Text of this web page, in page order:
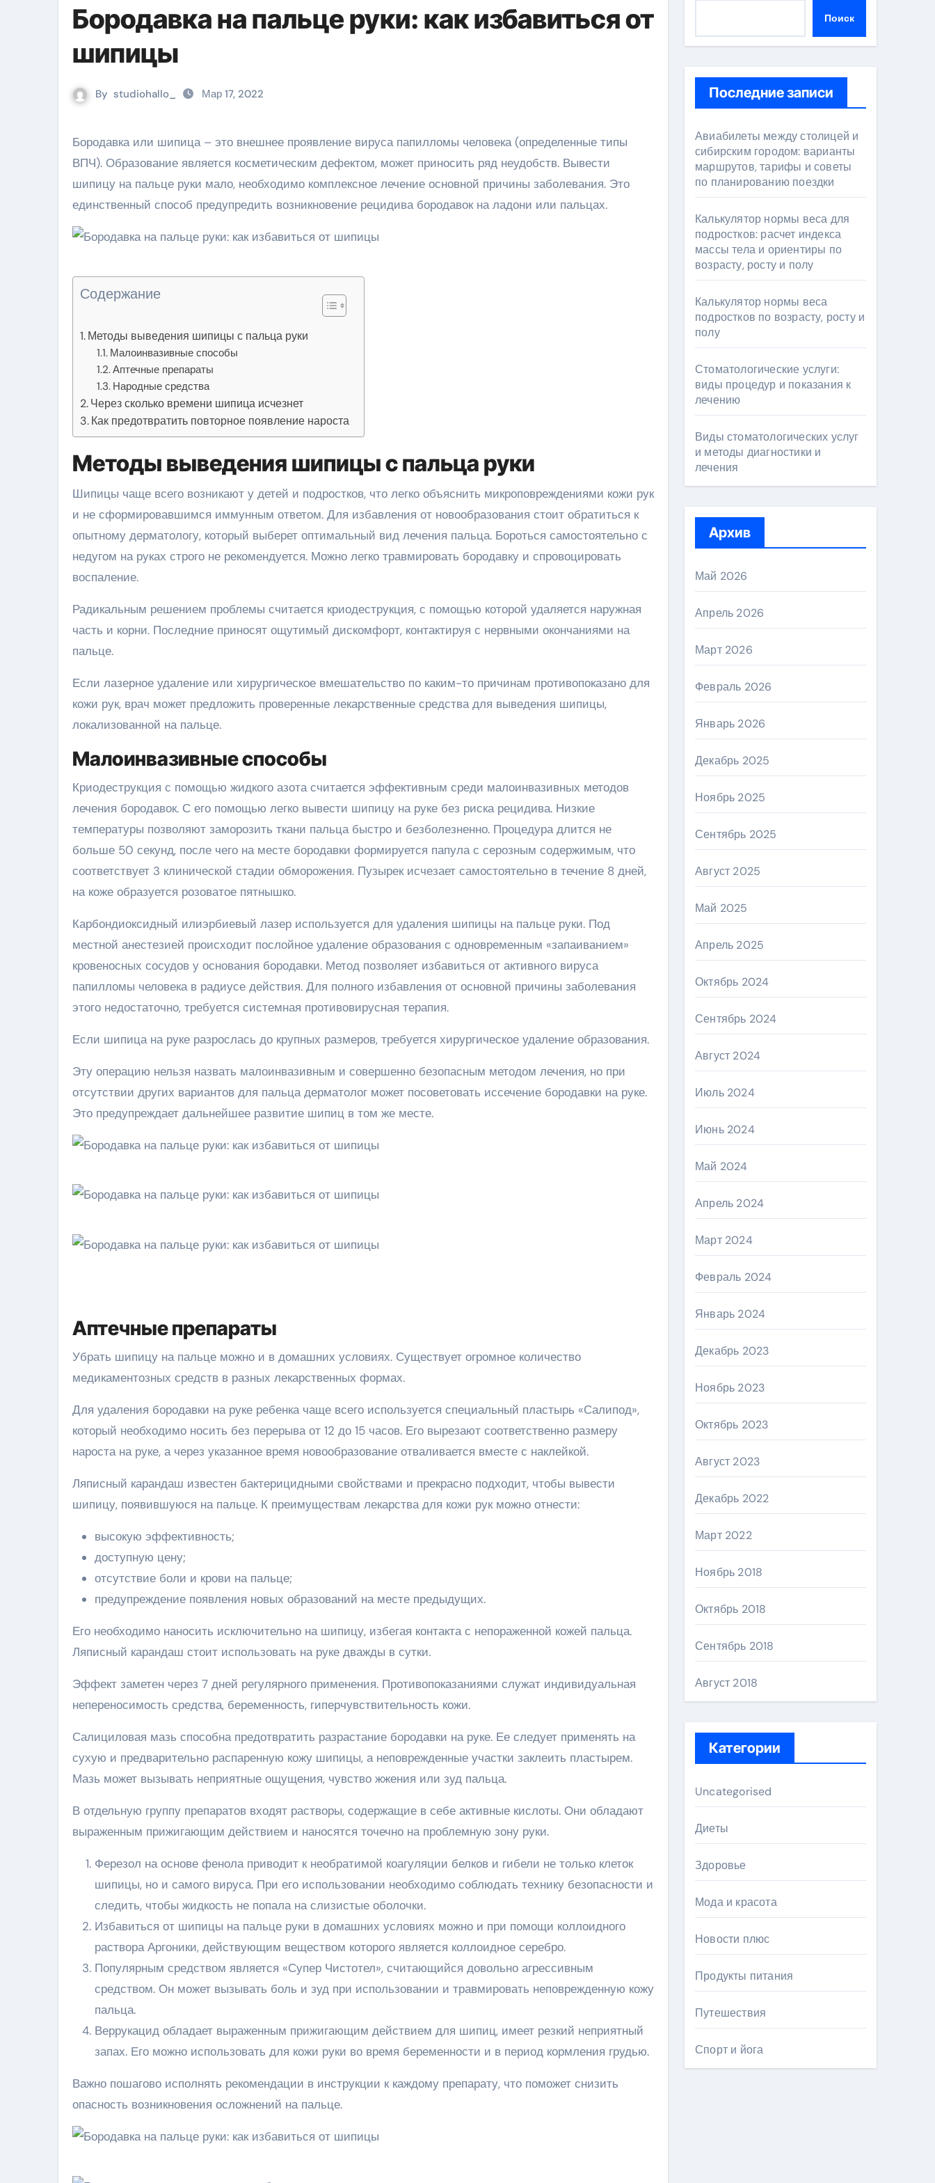
Бородавка на пальце руки: как избавиться от
шипицы
By studiohallo_ Мар 17, 2022
Бородавка или шипица – это внешнее проявление вируса папилломы человека (определенные типы
ВПЧ). Образование является косметическим дефектом, может приносить ряд неудобств. Вывести
шипицу на пальце руки мало, необходимо комплексное лечение основной причины заболевания. Это
единственный способ предупредить возникновение рецидива бородавок на ладони или пальцах.
Содержание
Методы выведения шипицы с пальца руки
Малоинвазивные способы
Аптечные препараты
Народные средства
Через сколько времени шипица исчезнет
Как предотвратить повторное появление нароста
Методы выведения шипицы с пальца руки
Шипицы чаще всего возникают у детей и подростков, что легко объяснить микроповреждениями кожи рук
и не сформировавшимся иммунным ответом. Для избавления от новообразования стоит обратиться к
опытному дерматологу, который выберет оптимальный вид лечения пальца. Бороться самостоятельно с
недугом на руках строго не рекомендуется. Можно легко травмировать бородавку и спровоцировать
воспаление.
Радикальным решением проблемы считается криодеструкция, с помощью которой удаляется наружная
часть и корни. Последние приносят ощутимый дискомфорт, контактируя с нервными окончаниями на
пальце.
Если лазерное удаление или хирургическое вмешательство по каким-то причинам противопоказано для
кожи рук, врач может предложить проверенные лекарственные средства для выведения шипицы,
локализованной на пальце.
Малоинвазивные способы
Криодеструкция с помощью жидкого азота считается эффективным среди малоинвазивных методов
лечения бородавок. С его помощью легко вывести шипицу на руке без риска рецидива. Низкие
температуры позволяют заморозить ткани пальца быстро и безболезненно. Процедура длится не
больше 50 секунд, после чего на месте бородавки формируется папула с серозным содержимым, что
соответствует 3 клинической стадии обморожения. Пузырек исчезает самостоятельно в течение 8 дней,
на коже образуется розоватое пятнышко.
Карбондиоксидный илиэрбиевый лазер используется для удаления шипицы на пальце руки. Под
местной анестезией происходит послойное удаление образования с одновременным «запаиванием»
кровеносных сосудов у основания бородавки. Метод позволяет избавиться от активного вируса
папилломы человека в радиусе действия. Для полного избавления от основной причины заболевания
этого недостаточно, требуется системная противовирусная терапия.
Если шипица на руке разрослась до крупных размеров, требуется хирургическое удаление образования.
Эту операцию нельзя назвать малоинвазивным и совершенно безопасным методом лечения, но при
отсутствии других вариантов для пальца дерматолог может посоветовать иссечение бородавки на руке.
Это предупреждает дальнейшее развитие шипиц в том же месте.
Аптечные препараты
Убрать шипицу на пальце можно и в домашних условиях. Существует огромное количество
медикаментозных средств в разных лекарственных формах.
Для удаления бородавки на руке ребенка чаще всего используется специальный пластырь «Салипод»,
который необходимо носить без перерыва от 12 до 15 часов. Его вырезают соответственно размеру
нароста на руке, а через указанное время новообразование отваливается вместе с наклейкой.
Ляписный карандаш известен бактерицидными свойствами и прекрасно подходит, чтобы вывести
шипицу, появившуюся на пальце. К преимуществам лекарства для кожи рук можно отнести:
высокую эффективность;
доступную цену;
отсутствие боли и крови на пальце;
предупреждение появления новых образований на месте предыдущих.
Его необходимо наносить исключительно на шипицу, избегая контакта с непораженной кожей пальца.
Ляписный карандаш стоит использовать на руке дважды в сутки.
Эффект заметен через 7 дней регулярного применения. Противопоказаниями служат индивидуальная
непереносимость средства, беременность, гиперчувствительность кожи.
Салициловая мазь способна предотвратить разрастание бородавки на руке. Ее следует применять на
сухую и предварительно распаренную кожу шипицы, а неповрежденные участки заклеить пластырем.
Мазь может вызывать неприятные ощущения, чувство жжения или зуд пальца.
В отдельную группу препаратов входят растворы, содержащие в себе активные кислоты. Они обладают
выраженным прижигающим действием и наносятся точечно на проблемную зону руки.
Ферезол на основе фенола приводит к необратимой коагуляции белков и гибели не только клеток
шипицы, но и самого вируса. При его использовании необходимо соблюдать технику безопасности и
следить, чтобы жидкость не попала на слизистые оболочки.
Избавиться от шипицы на пальце руки в домашних условиях можно и при помощи коллоидного
раствора Аргоники, действующим веществом которого является коллоидное серебро.
Популярным средством является «Супер Чистотел», считающийся довольно агрессивным
средством. Он может вызывать боль и зуд при использовании и травмировать неповрежденную кожу
пальца.
Веррукацид обладает выраженным прижигающим действием для шипиц, имеет резкий неприятный
запах. Его можно использовать для кожи руки во время беременности и в период кормления грудью.
Важно пошагово исполнять рекомендации в инструкции к каждому препарату, что поможет снизить
опасность возникновения осложнений на пальце.
Поиск
Последние записи
Авиабилеты между столицей и
сибирским городом: варианты
маршрутов, тарифы и советы
по планированию поездки
Калькулятор нормы веса для
подростков: расчет индекса
массы тела и ориентиры по
возрасту, росту и полу
Калькулятор нормы веса
подростков по возрасту, росту и
полу
Стоматологические услуги:
виды процедур и показания к
лечению
Виды стоматологических услуг
и методы диагностики и
лечения
Архив
Май 2026
Апрель 2026
Март 2026
Февраль 2026
Январь 2026
Декабрь 2025
Ноябрь 2025
Сентябрь 2025
Август 2025
Май 2025
Апрель 2025
Октябрь 2024
Сентябрь 2024
Август 2024
Июль 2024
Июнь 2024
Май 2024
Апрель 2024
Март 2024
Февраль 2024
Январь 2024
Декабрь 2023
Ноябрь 2023
Октябрь 2023
Август 2023
Декабрь 2022
Март 2022
Ноябрь 2018
Октябрь 2018
Сентябрь 2018
Август 2018
Категории
Uncategorised
Диеты
Здоровье
Мода и красота
Новости плюс
Продукты питания
Путешествия
Спорт и йога